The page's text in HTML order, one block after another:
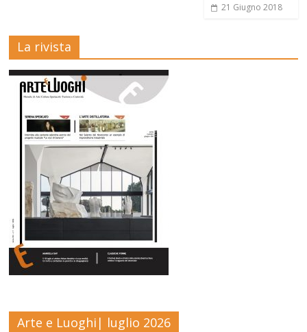
21 Giugno 2018
La rivista
Arte e Luoghi| luglio 2026